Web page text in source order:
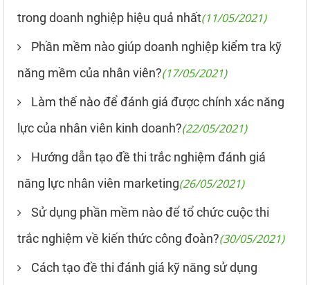
trong doanh nghiệp hiệu quả nhất(11/05/2021)
Phần mềm nào giúp doanh nghiệp kiểm tra kỹ
năng mềm của nhân viên?(17/05/2021)
Làm thế nào để đánh giá được chính xác năng
lực của nhân viên kinh doanh?(22/05/2021)
Hướng dẫn tạo đề thi trắc nghiệm đánh giá
năng lực nhân viên marketing(26/05/2021)
Sử dụng phần mềm nào để tổ chức cuộc thi
trắc nghiệm về kiến thức công đoàn?(30/05/2021)
Cách tạo đề thi đánh giá kỹ năng sử dụng